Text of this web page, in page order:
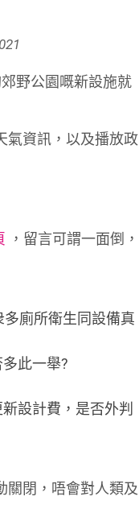
野公園嘅新設施就
氣資訊，以及播放政
，留言可謂一面倒，
廁所衛生同設備真
此一舉?
設計費，是否外判
關閉，唔會對人類及